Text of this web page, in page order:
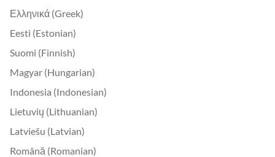
Ελληνικά (Greek)
Eesti (Estonian)
Suomi (Finnish)
Magyar (Hungarian)
Indonesia (Indonesian)
Lietuvių (Lithuanian)
Latviešu (Latvian)
Română (Romanian)